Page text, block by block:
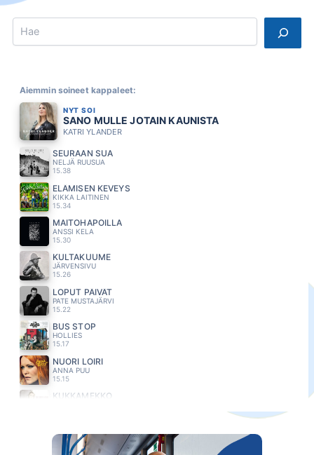
Search
Aiemmin soineet kappaleet:
NYT SOI
SANO MULLE JOTAIN KAUNISTA
KATRI YLANDER
SEURAAN SUA
NELJÄ RUUSUA
15.38
ELÄMISEN KEVEYS
KIKKA LAITINEN
15.34
MAITOHAPOILLA
ANSSI KELA
15.30
KULTAKUUME
JÄRVENSIVU
15.26
LOPUT PÄIVÄT
PATE MUSTAJÄRVI
15.22
BUS STOP
HOLLIES
15.17
NUORI LOIRI
ANNA PUU
15.15
KUKKAMEKKO
MARISKA
15.08